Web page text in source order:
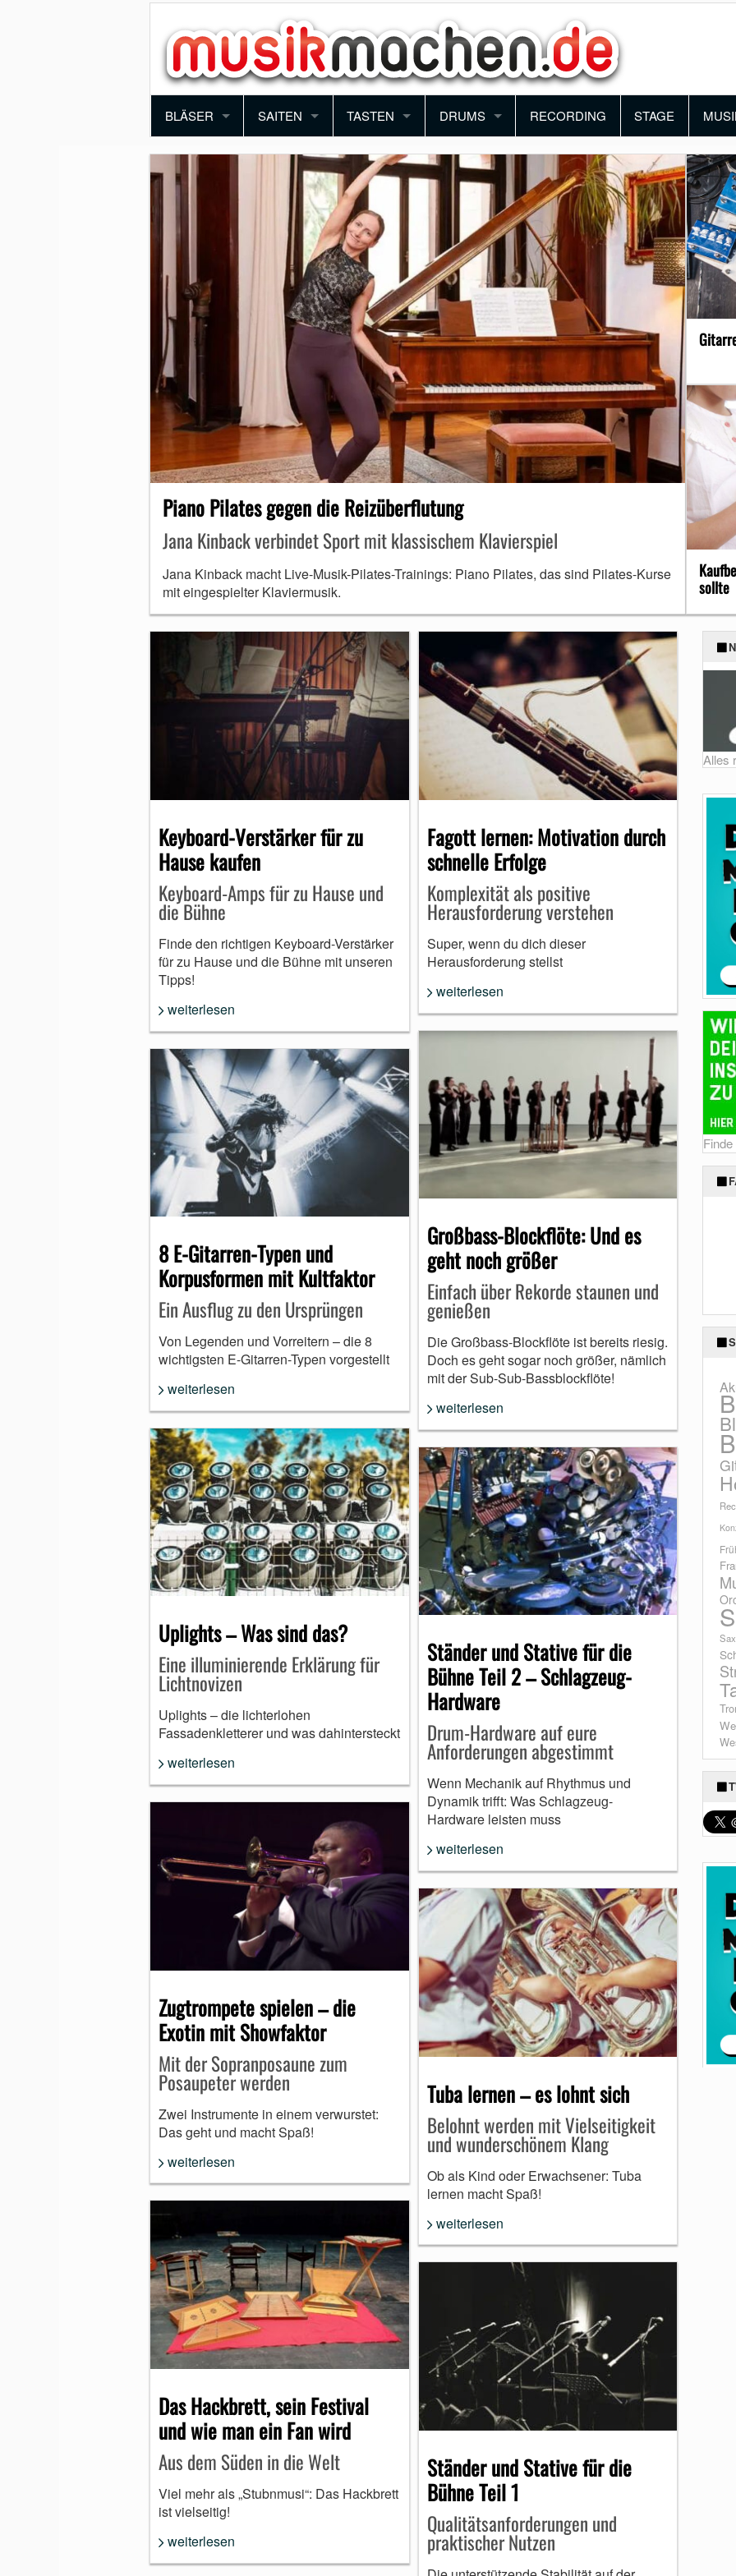
BLÄSER
TROMPETE
POSAUNE
SAXOPHON
KLARINETTE
QUERFLÖTE
BLOCKFLÖTE
MUNDHARMONIKA
SAITEN
VIOLINE
BRATSCHE
E-GITARRE
AKUSTIK GITARRE
E-BASS
HARFE
TASTEN
PIANO
KEYBOARD
SYNTHESIZER
AKKORDEON
DRUMS
SCHLAGZEUG
PERCUSSION
RECORDING STAGE
BLOG
FUN
Piano Pilates gegen die Reizüberflutung
Jana Kinback verbindet Sport mit klassischem Klavierspiel
Jana Kinback macht Live-Musik-Pilates-Trainings: Piano Pilates, das sind Pilates-Kurse
mit eingespielter Klaviermusik.
sollte
Keyboard-Verstärker für zu
Hause kaufen
Keyboard-Amps für zu Hause und
die Bühne
Finde den richtigen Keyboard-Verstärker
für zu Hause und die Bühne mit unseren
Tipps!
weiterlesen
8 E-Gitarren-Typen und
Korpusformen mit Kultfaktor
Ein Ausflug zu den Ursprüngen
Von Legenden und Vorreitern – die 8
wichtigsten E-Gitarren-Typen vorgestellt
weiterlesen
Uplights – Was sind das?
Eine illuminierende Erklärung für
Lichtnovizen
Uplights – die lichterlohen
Fassadenkletterer und was dahintersteckt
weiterlesen
Zugtrompete spielen – die
Exotin mit Showfaktor
Mit der Sopranposaune zum
Posaupeter werden
Zwei Instrumente in einem verwurstet:
Das geht und macht Spaß!
weiterlesen
Das Hackbrett, sein Festival
und wie man ein Fan wird
Aus dem Süden in die Welt
Viel mehr als „Stubnmusi“: Das Hackbrett
ist vielseitig!
weiterlesen
Fagott lernen: Motivation durch
schnelle Erfolge
Komplexität als positive
Herausforderung verstehen
Super, wenn du dich dieser
Herausforderung stellst
weiterlesen
Großbass-Blockflöte: Und es
geht noch größer
Einfach über Rekorde staunen und
genießen
Die Großbass-Blockflöte ist bereits riesig.
Doch es geht sogar noch größer, nämlich
mit der Sub-Sub-Bassblockflöte!
weiterlesen
Ständer und Stative für die
Bühne Teil 2 – Schlagzeug-
Hardware
Drum-Hardware auf eure
Anforderungen abgestimmt
Wenn Mechanik auf Rhythmus und
Dynamik trifft: Was Schlagzeug-
Hardware leisten muss
weiterlesen
Tuba lernen – es lohnt sich
Belohnt werden mit Vielseitigkeit
und wunderschönem Klang
Ob als Kind oder Erwachsener: Tuba
lernen macht Spaß!
weiterlesen
Ständer und Stative für die
Bühne Teil 1
Qualitätsanforderungen und
praktischer Nutzen
Alles